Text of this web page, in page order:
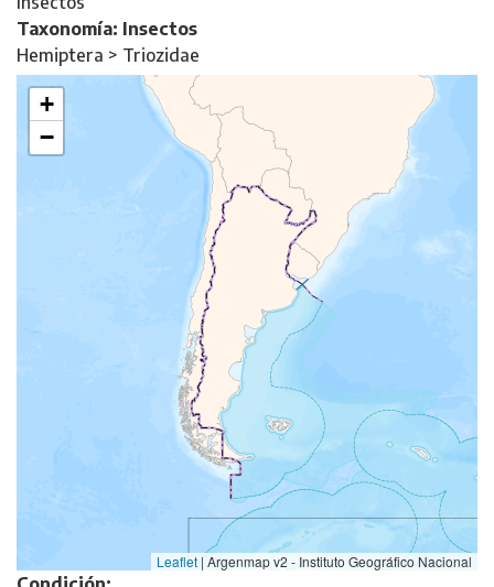
Taxonomía: Insectos
Hemiptera > Triozidae
+
−
Leaflet | Argenmap v2 - Instituto Geográfico Nacional